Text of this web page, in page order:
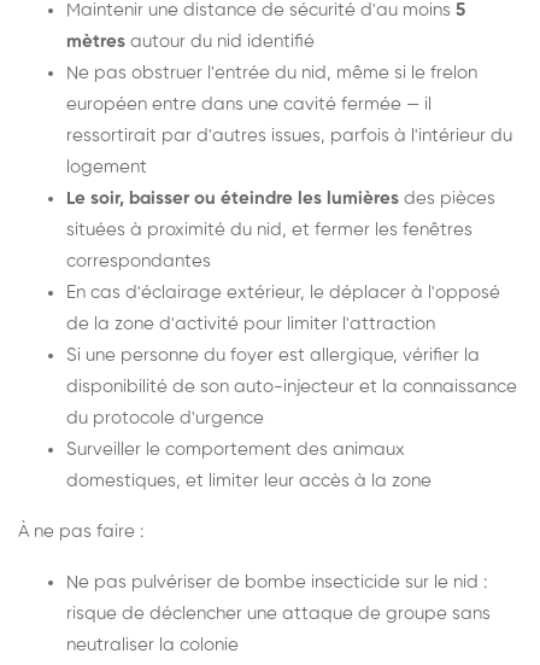
Maintenir une distance de sécurité d'au moins 5
mètres autour du nid identifié
Ne pas obstruer l'entrée du nid, même si le frelon
européen entre dans une cavité fermée — il
ressortirait par d'autres issues, parfois à l'intérieur du
logement
Le soir, baisser ou éteindre les lumières des pièces
situées à proximité du nid, et fermer les fenêtres
correspondantes
En cas d'éclairage extérieur, le déplacer à l'opposé
de la zone d'activité pour limiter l'attraction
Si une personne du foyer est allergique, vérifier la
disponibilité de son auto-injecteur et la connaissance
du protocole d'urgence
Surveiller le comportement des animaux
domestiques, et limiter leur accès à la zone
À ne pas faire :
Ne pas pulvériser de bombe insecticide sur le nid :
risque de déclencher une attaque de groupe sans
neutraliser la colonie